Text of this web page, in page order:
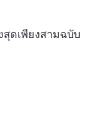
สุดเพียงสามฉบับ